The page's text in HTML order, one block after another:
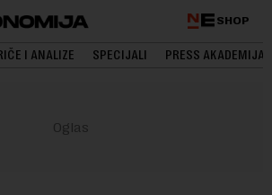
SHOP
I ANALIZE SPECIJALI PRESS AKADEMIJA